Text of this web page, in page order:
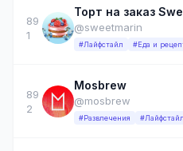
89
1
Торт на заказ
@sweetmarin
#Лайфстайл #Еда и
89
2
Mosbrew
@mosbrew
#Развлечения #Лайфстайл